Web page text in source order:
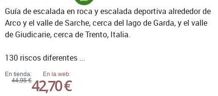
En tienda:
44,95 €
En la web:
42,70 €
Guía de escalada en roca y escalada deportiva alrededor de
Arco y el valle de Sarche, cerca del lago de Garda, y el valle
de Giudicarie, cerca de Trento, Italia.
130 riscos diferentes ...